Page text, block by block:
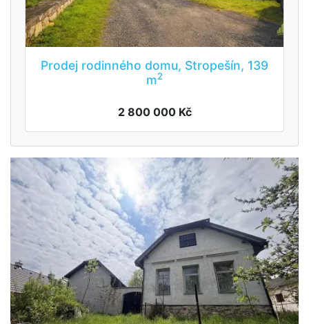
Prodej rodinného domu, Stropešín, 139
m2
2 800 000 Kč